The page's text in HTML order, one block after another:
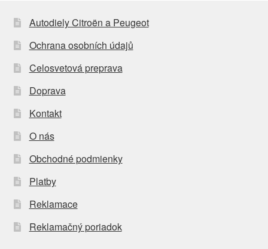
Autodiely Citroën a Peugeot
Ochrana osobních údajů
Celosvetová preprava
Doprava
Kontakt
O nás
Obchodné podmienky
Platby
Reklamace
Reklamačný poriadok